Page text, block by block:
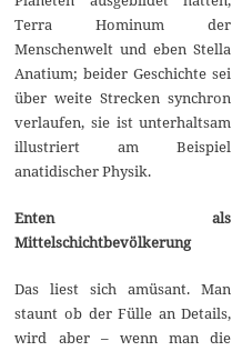
Terra Hominum der
Menschenwelt und eben Stella
Anatium; beider Geschichte sei
über weite Strecken synchron
verlaufen, sie ist unterhaltsam
illustriert am Beispiel
anatidischer Physik.
Enten als
Mittelschichtbevölkerung
Das liest sich amüsant. Man
staunt ob der Fülle an Details,
wird aber – wenn man die